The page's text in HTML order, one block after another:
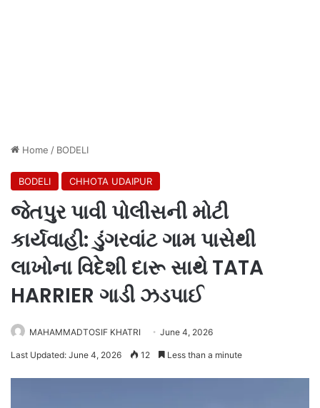
Home / BODELI
BODELI CHHOTA UDAIPUR
જેતપુર પાવી પોલીસની મોટી
કાર્યવાહી: ડુંગરવાંટ ગામ પાસેથી
લાખોના વિદેશી દારૂ સાથે TATA
HARRIER ગાડી ઝડપાઈ
MAHAMMADTOSIF KHATRI June 4, 2026
Last Updated: June 4, 2026 12 Less than a minute